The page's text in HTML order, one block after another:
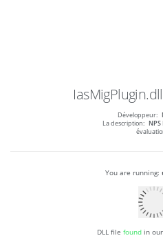
IasMigPlugin.dll
Développeur:
La description:
You are running:
DLL file foundin our